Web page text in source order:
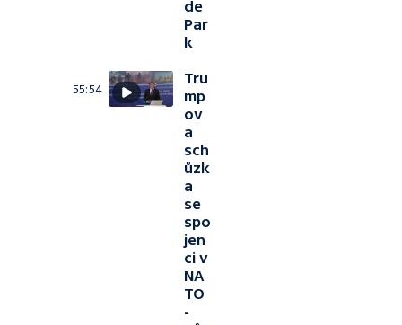
de
Par
k
55:54
Tru
mp
ov
a
sch
ůzk
a
se
spo
jen
ci v
NA
TO
-